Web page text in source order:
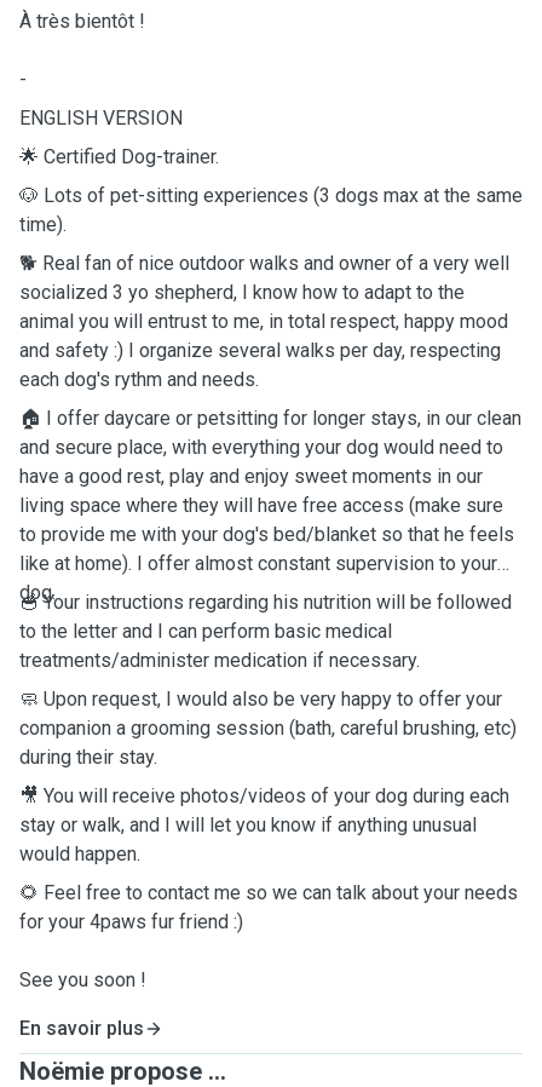
À très bientôt !
-
ENGLISH VERSION
🌟 Certified Dog-trainer.
🐶 Lots of pet-sitting experiences (3 dogs max at the same
time).
🐕 Real fan of nice outdoor walks and owner of a very well
socialized 3 yo shepherd, I know how to adapt to the
animal you will entrust to me, in total respect, happy mood
and safety :) I organize several walks per day, respecting
each dog's rythm and needs.
🏠 I offer daycare or petsitting for longer stays, in our clean
and secure place, with everything your dog would need to
have a good rest, play and enjoy sweet moments in our
living space where they will have free access (make sure
to provide me with your dog's bed/blanket so that he feels
like at home). I offer almost constant supervision to your
dog.
🥣 Your instructions regarding his nutrition will be followed
to the letter and I can perform basic medical
treatments/administer medication if necessary.
🧼 Upon request, I would also be very happy to offer your
companion a grooming session (bath, careful brushing, etc)
during their stay.
🎥 You will receive photos/videos of your dog during each
stay or walk, and I will let you know if anything unusual
would happen.
🌻 Feel free to contact me so we can talk about your needs
for your 4paws fur friend :)
See you soon !
En savoir plus
Noëmie propose ...